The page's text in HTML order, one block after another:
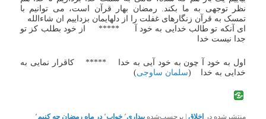
نظر توجهی به ما بکند. رمضان بهار قرآن است، می توانیم با
تمسک به قرآن زنگارهای غفلت را از دلهایمان بزداییم ان شاءالله
ای آنکه تو طالب خدایی به خود آ ***** از خود بطلب کز تو
جدا نیست خدا
اول به خود آ چون به خود آیی به خدا ***** کاقرار نمایی به
خدایی به خدا (سلمان ساوجی)
منتشرشده در اخلاق |برچسب‌شده بیداری٬ خواب٬ در ماه رمضان چه کنیم٬